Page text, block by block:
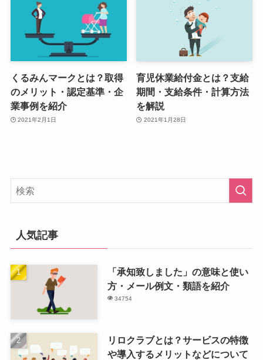
くるみんマークとは？取得
のメリット・認定基準・企
業事例を紹介
2021年2月1日
育児休業給付金とは？支給
期間・支給条件・計算方法
を解説
2021年1月28日
人気記事
「承知致しました」の意味と使い
方・メール例文・類語を紹介
34754
リロクラブとは？サービスの特徴
や導入するメリットなどについて